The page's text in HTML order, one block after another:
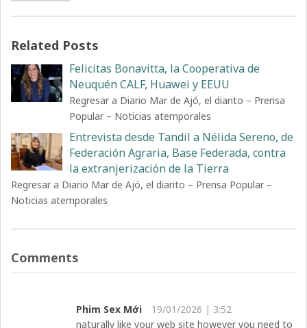
Related Posts
Felicitas Bonavitta, la Cooperativa de
Neuquén CALF, Huawei y EEUU
Regresar a Diario Mar de Ajó, el diarito – Prensa
Popular – Noticias atemporales
Entrevista desde Tandil a Nélida Sereno, de
Federación Agraria, Base Federada, contra
la extranjerización de la Tierra
Regresar a Diario Mar de Ajó, el diarito – Prensa Popular –
Noticias atemporales
Comments
Phim Sex Mới
19/01/2026 | 3:52
naturally like your web site however you need to